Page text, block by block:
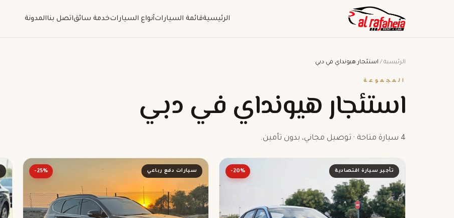
الرئيسيةقائمة السياراتأنواع السياراتخدمة سائقاتصل بناالمدونة
الرئيسية / استئجار هيونداي في دبي
المجموعة
استئجار هيونداي في دبي
4 سيارة متاحة · توصيل مجاني، بدون تأمين.
تأجير سيارة اقتصادية -20% سيارات دفع رباعي -25%